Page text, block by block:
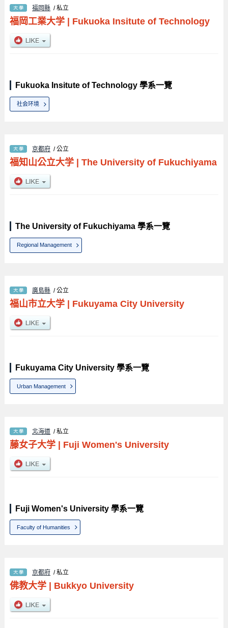
福岡縣 / 私立
福岡工業大学| Fukuoka Insitute of Technology
Fukuoka Insitute of Technology 學系一覽
社会环境
京都府 / 公立
福知山公立大学| The University of Fukuchiyama
The University of Fukuchiyama 學系一覽
Regional Management
廣島縣 / 公立
福山市立大学| Fukuyama City University
Fukuyama City University 學系一覽
Urban Management
北海道 / 私立
藤女子大学| Fuji Women's University
Fuji Women's University 學系一覽
Faculty of Humanities
京都府 / 私立
佛教大学| Bukkyo University